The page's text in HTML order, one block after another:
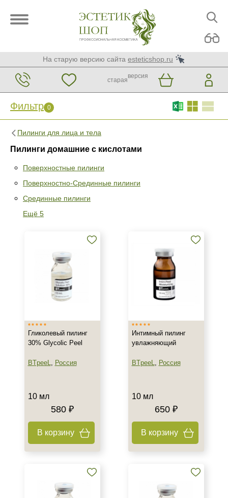
На старую версию сайта esteticshop.ru
старая
версия
Фильтр 0
Пилинги для лица и тела
Пилинги домашние с кислотами
Поверхностные пилинги
Поверхностно-Срединные пилинги
Срединные пилинги
Ещё 5
Фильтр 0
Поверхностно-Срединные
Срединные пилинги
ARDEMI
BIOTIME
Израиль
Италия
Показать еще
Гликолевый пилинг
30% Glycolic Peel
BTpeeL, Россия
10 мл
580 ₽
В корзину
Интимный пилинг
увлажняющий
BTpeeL, Россия
10 мл
650 ₽
В корзину